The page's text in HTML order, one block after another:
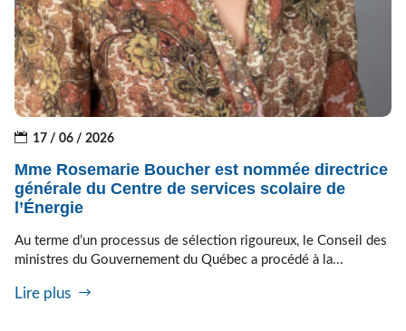
17 / 06 / 2026
Mme Rosemarie Boucher est nommée directrice
générale du Centre de services scolaire de
l’Énergie
Au terme d’un processus de sélection rigoureux, le Conseil des
ministres du Gouvernement du Québec a procédé à la...
Lire plus